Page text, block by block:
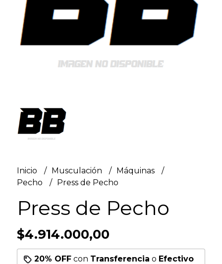
Inicio Musculación
Máquinas
Pecho
Press de Pecho
Press de Pecho
$4.914.000,00
20% OFFcon Transferencia o Efectivo